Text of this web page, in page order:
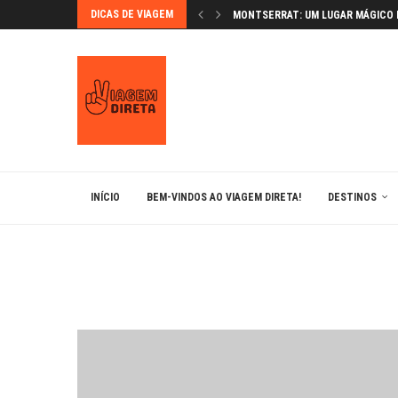
DICAS DE VIAGEM MONTSERRAT: UM LUGAR MÁGICO
INÍCIO BEM-VINDOS AO VIAGEM DIRETA! DESTINOS